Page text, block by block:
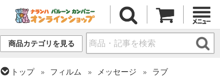
商品カテゴリを見る
トップ フィルム メッセージ
ラブ